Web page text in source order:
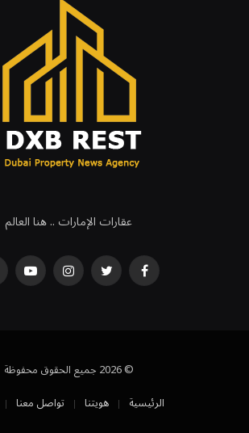
عقارات الإمارات .. هنا العالم
فيسبوكتويتر انستغراميوتيوب
© 2026 جميع الحقوق محفوظة
الرئيسية
هويتنا تواصل معنا